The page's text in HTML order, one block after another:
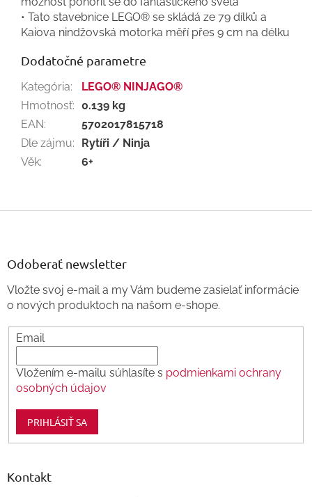
• Tato stavebnice LEGO® se skládá ze 79 dílků a
Kaiova nindžovská motorka měří přes 9 cm na délku
Dodatočné parametre
Kategória:
LEGO® NINJAGO®
Hmotnosť: 0.139 kg
EAN:
5702017815718
Dle zájmu:
Rytíři / Ninja
Věk: 6+
Z
Odoberať newsletter
Vložte svoj e-mail a my Vám budeme zasielať informácie
o nových produktoch na našom e-shope.
Email
Vložením e-mailu súhlasíte s podmienkami ochrany
osobných údajov
PRIHLÁSIŤ SA
Kontakt